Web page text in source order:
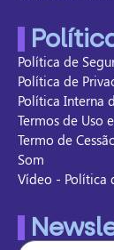
Política de
Política de
Política Interna
Termos de Uso
Termo de
Som
Vídeo - Política